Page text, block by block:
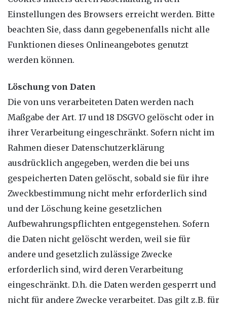
Einstellungen des Browsers erreicht werden. Bitte
beachten Sie, dass dann gegebenenfalls nicht alle
Funktionen dieses Onlineangebotes genutzt
werden können.
Löschung von Daten
Die von uns verarbeiteten Daten werden nach
Maßgabe der Art. 17 und 18 DSGVO gelöscht oder in
ihrer Verarbeitung eingeschränkt. Sofern nicht im
Rahmen dieser Datenschutzerklärung
ausdrücklich angegeben, werden die bei uns
gespeicherten Daten gelöscht, sobald sie für ihre
Zweckbestimmung nicht mehr erforderlich sind
und der Löschung keine gesetzlichen
Aufbewahrungspflichten entgegenstehen. Sofern
die Daten nicht gelöscht werden, weil sie für
andere und gesetzlich zulässige Zwecke
erforderlich sind, wird deren Verarbeitung
eingeschränkt. D.h. die Daten werden gesperrt und
nicht für andere Zwecke verarbeitet. Das gilt z.B. für